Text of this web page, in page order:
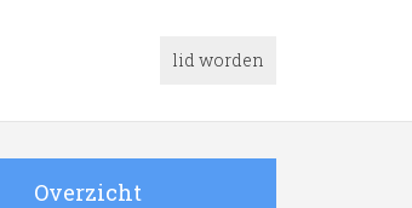
lid worden
Overzicht